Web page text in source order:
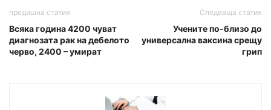
предишна статия
Всяка година 4200 чуват
диагнозата рак на дебелото
черво, 2400 – умират
Следваща статия
Учените по-близо до
универсална ваксина срещу
грип